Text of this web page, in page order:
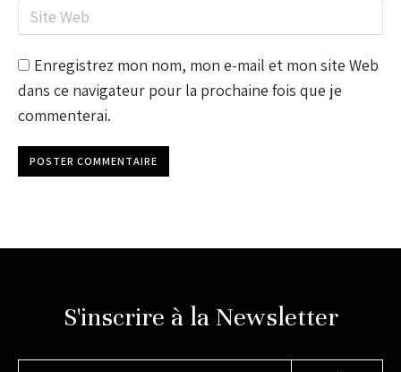
Site Web
Enregistrez mon nom, mon e-mail et mon site Web
dans ce navigateur pour la prochaine fois que je
commenterai.
POSTER COMMENTAIRE
S'inscrire à la Newsletter